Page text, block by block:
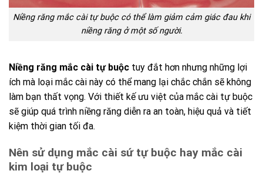
Niềng răng mắc cài tự buộc có thể làm giảm cảm giác đau khi
niềng răng ở một số người.
Niềng răng mắc cài tự buộc tuy đắt hơn nhưng những lợi
ích mà loại mắc cài này có thể mang lại chắc chắn sẽ không
làm bạn thất vọng. Với thiết kế ưu việt của mắc cài tự buộc
sẽ giúp quá trình niềng răng diễn ra an toàn, hiệu quả và tiết
kiệm thời gian tối đa.
Nên sử dụng mắc cài sứ tự buộc hay mắc cài
kim loại tự buộc